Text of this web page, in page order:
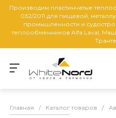
Производим пластинчатые
032/2011 для пищевой,
промышленности и
теплообменников Alfa Laval,
Главная / Каталог товаров /